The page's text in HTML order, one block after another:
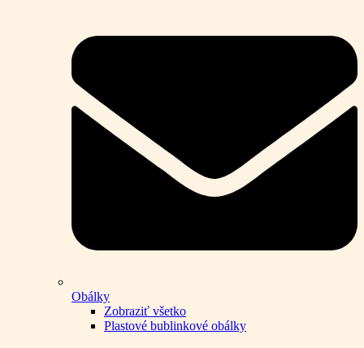
Obálky
Zobraziť všetko
Plastové bublinkové obálky